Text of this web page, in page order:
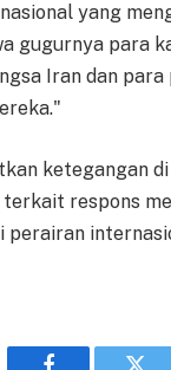
yang
gugurnya para
Iran dan
ketegangan
respons